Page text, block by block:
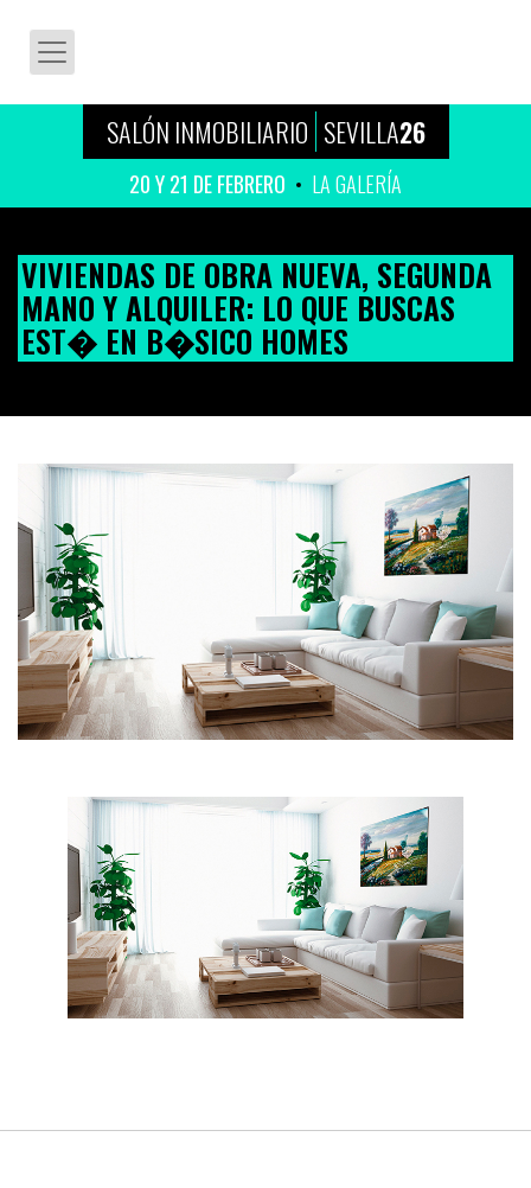
SALÓN INMOBILIARIO SEVILLA26
20 Y 21 DE FEBRERO LA GALERÍA
VIVIENDAS DE OBRA NUEVA, SEGUNDA
MANO Y ALQUILER: LO QUE BUSCAS
EST� EN B�SICO HOMES